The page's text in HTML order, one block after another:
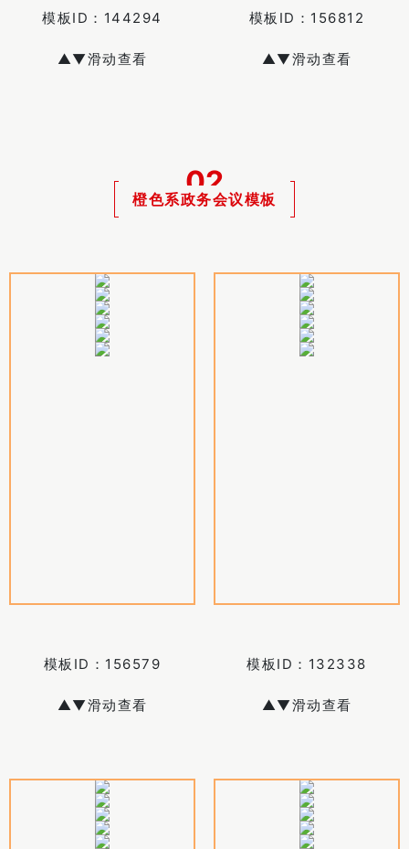
模板ID： 144294
▲▼滑动查看
模板ID： 156812
▲▼滑动查看
02
橙色系政务会议模板
模板ID： 156579
▲▼滑动查看
模板ID： 132338
▲▼滑动查看